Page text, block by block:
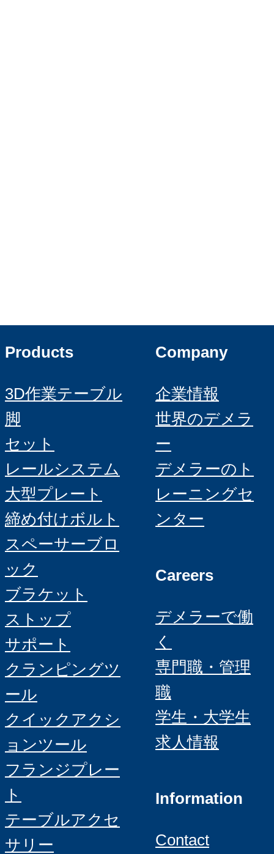
Products
3D作業テーブル
脚
セット
レールシステム
大型プレート
締め付けボルト
スペーサーブロ
ック
ブラケット
ストップ
サポート
クランピングツ
ール
クイックアクシ
ョンツール
フランジプレー
ト
テーブルアクセ
サリー
Company
企業情報
世界のデメラ
ー
デメラーのト
レーニングセ
ンター
Careers
デメラーで働
く
専門職・管理
職
学生・大学生
求人情報
Information
Contact